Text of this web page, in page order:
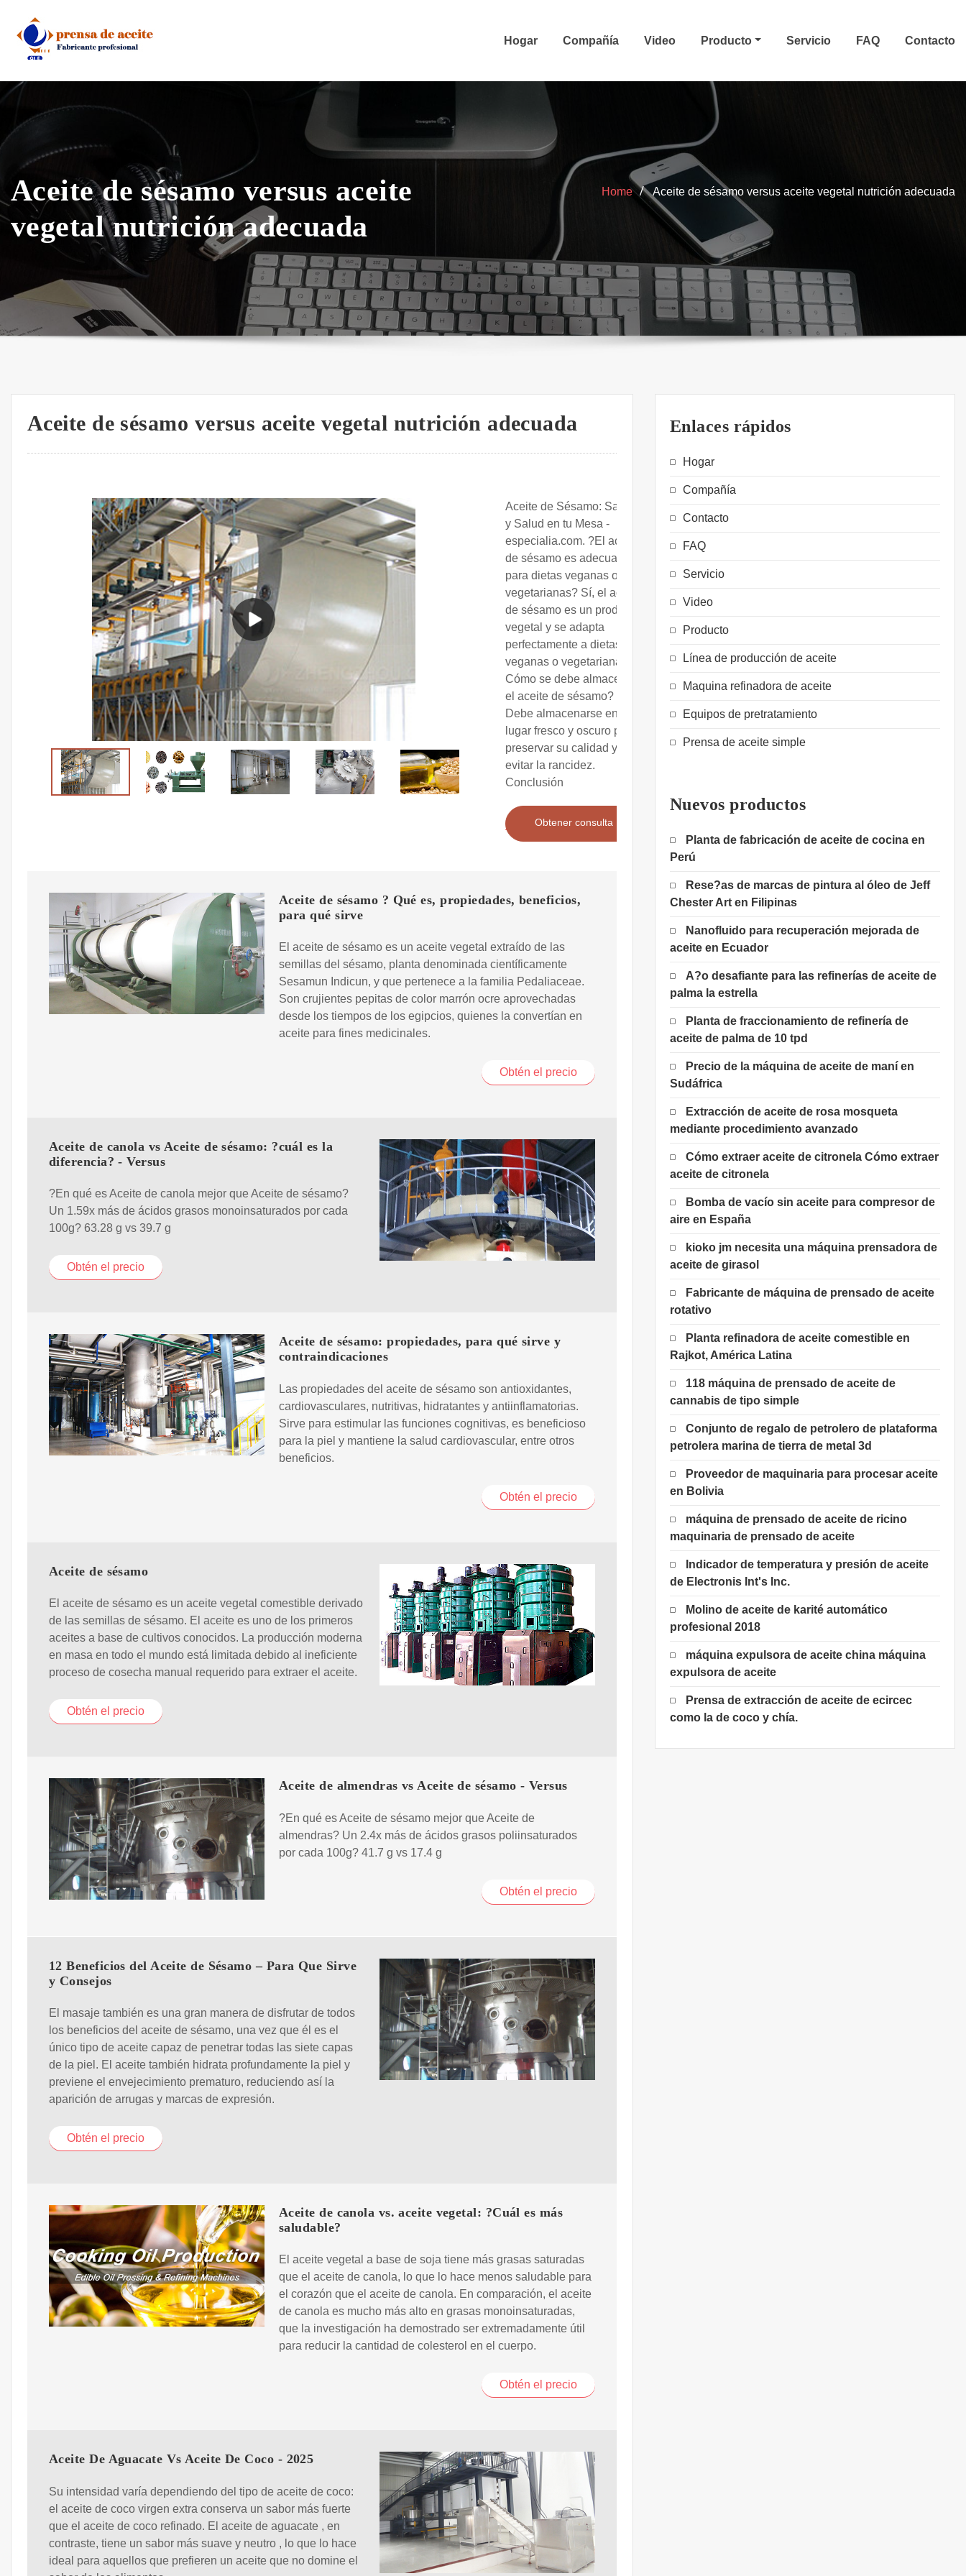
content
Hogar Compañía Video Producto Servicio FAQ Contacto
Aceite de sésamo versus aceite
vegetal nutrición adecuada
Home Aceite de sésamo versus aceite vegetal nutrición adecuada
Aceite de sésamo versus aceite vegetal nutrición adecuada
Aceite de Sésamo: Sabor
y Salud en tu Mesa -
especialia.com. ?El aceite
de sésamo es adecuado
para dietas veganas o
vegetarianas? Sí, el aceite
de sésamo es un producto
vegetal y se adapta
perfectamente a dietas
veganas o vegetarianas. ?
Cómo se debe almacenar
el aceite de sésamo?
Debe almacenarse en un
lugar fresco y oscuro para
preservar su calidad y
evitar la rancidez.
Conclusión
Obtener consulta
Aceite de sésamo ? Qué es, propiedades, beneficios,
para qué sirve
El aceite de sésamo es un aceite vegetal extraído de las
semillas del sésamo, planta denominada científicamente
Sesamun Indicun, y que pertenece a la familia Pedaliaceae.
Son crujientes pepitas de color marrón ocre aprovechadas
desde los tiempos de los egipcios, quienes la convertían en
aceite para fines medicinales.
Obtén el precio
Aceite de canola vs Aceite de sésamo: ?cuál es la
diferencia? - Versus
?En qué es Aceite de canola mejor que Aceite de sésamo?
Un 1.59x más de ácidos grasos monoinsaturados por cada
100g? 63.28 g vs 39.7 g
Obtén el precio
Aceite de sésamo: propiedades, para qué sirve y
contraindicaciones
Las propiedades del aceite de sésamo son antioxidantes,
cardiovasculares, nutritivas, hidratantes y antiinflamatorias.
Sirve para estimular las funciones cognitivas, es beneficioso
para la piel y mantiene la salud cardiovascular, entre otros
beneficios.
Obtén el precio
Aceite de sésamo
El aceite de sésamo es un aceite vegetal comestible derivado
de las semillas de sésamo. El aceite es uno de los primeros
aceites a base de cultivos conocidos. La producción moderna
en masa en todo el mundo está limitada debido al ineficiente
proceso de cosecha manual requerido para extraer el aceite.
Obtén el precio
Aceite de almendras vs Aceite de sésamo - Versus
?En qué es Aceite de sésamo mejor que Aceite de
almendras? Un 2.4x más de ácidos grasos poliinsaturados
por cada 100g? 41.7 g vs 17.4 g
Obtén el precio
12 Beneficios del Aceite de Sésamo – Para Que Sirve
y Consejos
El masaje también es una gran manera de disfrutar de todos
los beneficios del aceite de sésamo, una vez que él es el
único tipo de aceite capaz de penetrar todas las siete capas
de la piel. El aceite también hidrata profundamente la piel y
previene el envejecimiento prematuro, reduciendo así la
aparición de arrugas y marcas de expresión.
Obtén el precio
Aceite de canola vs. aceite vegetal: ?Cuál es más
saludable?
El aceite vegetal a base de soja tiene más grasas saturadas
que el aceite de canola, lo que lo hace menos saludable para
el corazón que el aceite de canola. En comparación, el aceite
de canola es mucho más alto en grasas monoinsaturadas,
que la investigación ha demostrado ser extremadamente útil
para reducir la cantidad de colesterol en el cuerpo.
Obtén el precio
Aceite De Aguacate Vs Aceite De Coco - 2025
Su intensidad varía dependiendo del tipo de aceite de coco:
el aceite de coco virgen extra conserva un sabor más fuerte
que el aceite de coco refinado. El aceite de aguacate , en
contraste, tiene un sabor más suave y neutro , lo que lo hace
ideal para aquellos que prefieren un aceite que no domine el
Enlaces rápidos
Hogar
Compañía
Contacto
FAQ
Servicio
Video
Producto
Línea de producción de aceite
Maquina refinadora de aceite
Equipos de pretratamiento
Prensa de aceite simple
Nuevos productos
Planta de fabricación de aceite de cocina en
Perú
Rese?as de marcas de pintura al óleo de Jeff
Chester Art en Filipinas
Nanofluido para recuperación mejorada de
aceite en Ecuador
A?o desafiante para las refinerías de aceite de
palma la estrella
Planta de fraccionamiento de refinería de
aceite de palma de 10 tpd
Precio de la máquina de aceite de maní en
Sudáfrica
Extracción de aceite de rosa mosqueta
mediante procedimiento avanzado
Cómo extraer aceite de citronela Cómo extraer
aceite de citronela
Bomba de vacío sin aceite para compresor de
aire en España
kioko jm necesita una máquina prensadora de
aceite de girasol
Fabricante de máquina de prensado de aceite
rotativo
Planta refinadora de aceite comestible en
Rajkot, América Latina
118 máquina de prensado de aceite de
cannabis de tipo simple
Conjunto de regalo de petrolero de plataforma
petrolera marina de tierra de metal 3d
Proveedor de maquinaria para procesar aceite
en Bolivia
máquina de prensado de aceite de ricino
maquinaria de prensado de aceite
Indicador de temperatura y presión de aceite
de Electronis Int's Inc.
Molino de aceite de karité automático
profesional 2018
máquina expulsora de aceite china máquina
expulsora de aceite
Prensa de extracción de aceite de ecircec
como la de coco y chía.